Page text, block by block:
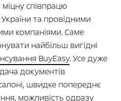
співпрацю
та провідними
компаніями. Саме
найбільш вигідні
BuyEasy. Усе дуже
документів
швидке попереднє
можливість одразу